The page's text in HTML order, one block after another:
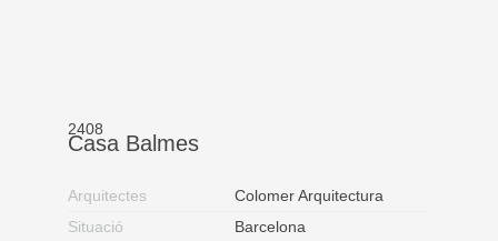
2408
Casa Balmes
Arquitectes
Colomer Arquitectura
Situació
Barcelona